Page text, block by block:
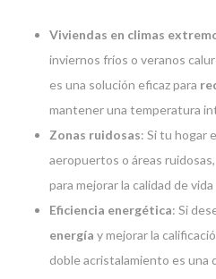
Viviendas en climas
inviernos fríos o veranos
es una solución eficaz para
mantener una temperatura
Zonas ruidosas: Si tu hogar
aeropuertos o áreas
para mejorar la calidad de vida
Eficiencia energética: Si
energía y mejorar la
doble acristalamiento es una